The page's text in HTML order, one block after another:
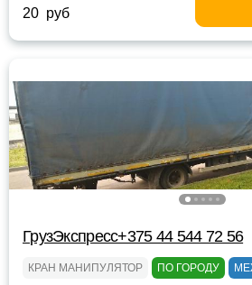
20 руб
ГрузЭкспресс+375 44 544 72 56
КРАН МАНИПУЛЯТОР ПО ГОРОДУ